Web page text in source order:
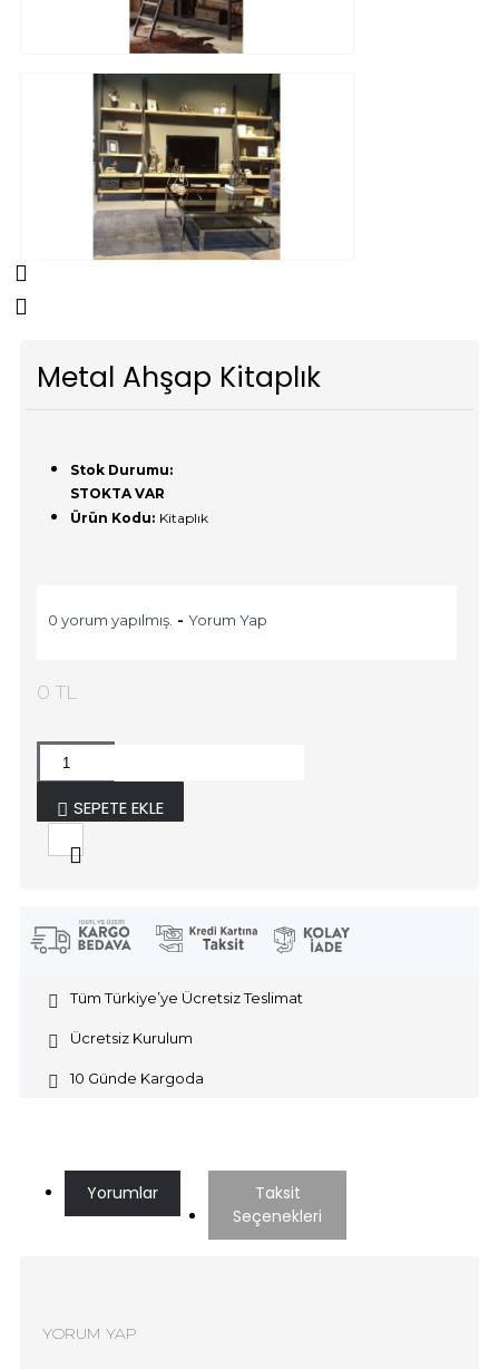
Metal Ahşap Kitaplık
Stok Durumu:
STOKTA VAR
Ürün Kodu: Kitaplık
0 yorum yapılmış. - Yorum Yap
0 TL
SEPETE EKLE
Tüm Türkiye’ye Ücretsiz Teslimat
Ücretsiz Kurulum
10 Günde Kargoda
Yorumlar
Taksit
Seçenekleri
YORUM YAP